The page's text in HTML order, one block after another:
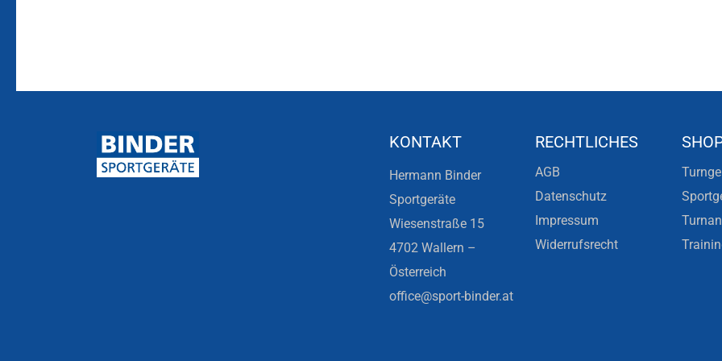
KONTAKT
Hermann Binder
Sportgeräte
Wiesenstraße 15
4702 Wallern –
Österreich
office@sport-binder.at
RECHTLICHES
AGB
Datenschutz
Impressum
Widerrufsrecht